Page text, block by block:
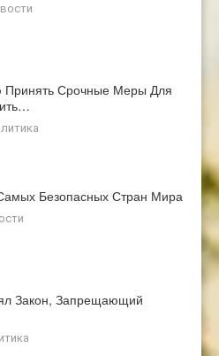
Принять Срочные Меры Для
Безопасных Стран Мира
Закон, Запрещающий